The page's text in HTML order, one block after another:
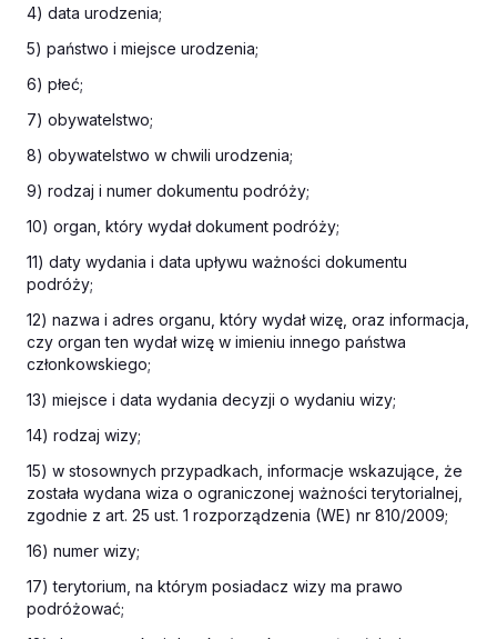
4) data urodzenia;
5) państwo i miejsce urodzenia;
6) płeć;
7) obywatelstwo;
8) obywatelstwo w chwili urodzenia;
9) rodzaj i numer dokumentu podróży;
10) organ, który wydał dokument podróży;
11) daty wydania i data upływu ważności dokumentu
podróży;
12) nazwa i adres organu, który wydał wizę, oraz informacja,
czy organ ten wydał wizę w imieniu innego państwa
członkowskiego;
13) miejsce i data wydania decyzji o wydaniu wizy;
14) rodzaj wizy;
15) w stosownych przypadkach, informacje wskazujące, że
została wydana wiza o ograniczonej ważności terytorialnej,
zgodnie z art. 25 ust. 1 rozporządzenia (WE) nr 810/2009;
16) numer wizy;
17) terytorium, na którym posiadacz wizy ma prawo
podróżować;